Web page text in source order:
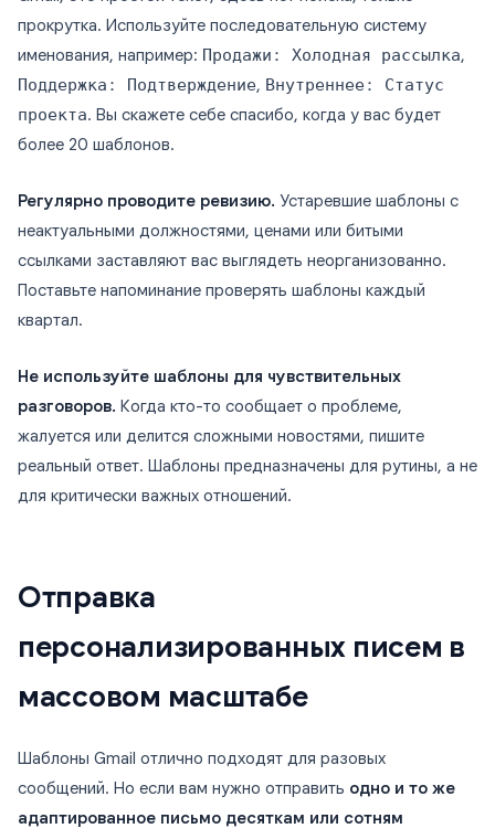
прокрутка. Используйте последовательную систему
именования, например: Продажи: Холодная рассылка,
Поддержка: Подтверждение, Внутреннее: Статус
проекта. Вы скажете себе спасибо, когда у вас будет
более 20 шаблонов.
Регулярно проводите ревизию. Устаревшие шаблоны с
неактуальными должностями, ценами или битыми
ссылками заставляют вас выглядеть неорганизованно.
Поставьте напоминание проверять шаблоны каждый
квартал.
Не используйте шаблоны для чувствительных
разговоров. Когда кто-то сообщает о проблеме,
жалуется или делится сложными новостями, пишите
реальный ответ. Шаблоны предназначены для рутины, а не
для критически важных отношений.
Отправка
персонализированных писем в
массовом масштабе
Шаблоны Gmail отлично подходят для разовых
сообщений. Но если вам нужно отправить одно и то же
адаптированное письмо десяткам или сотням